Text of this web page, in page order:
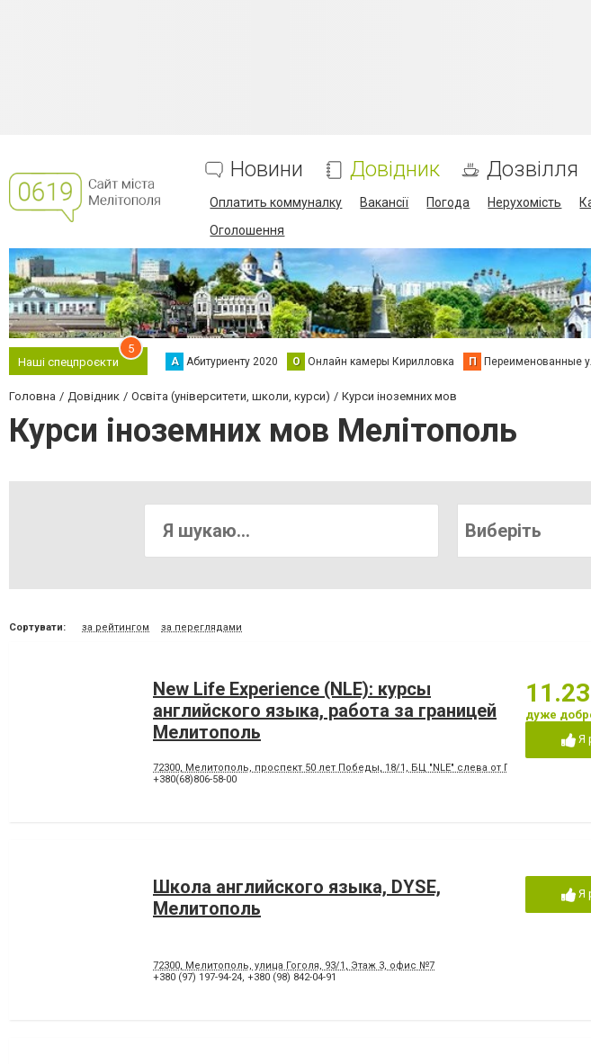
Новини Довідник Дозвілля
Оплатить коммуналку Вакансії Погода Нерухомість
Оголошення
Наші спецпроєкти
5
А Абитуриенту 2020 О Онлайн камеры Кирилловка П Переименованные
Головна Довідник Освіта (університети, школи, курси) Курси іноземних мов
Курси іноземних мов Мелітополь
Виберіть
Сортувати: за рейтингом за переглядами
New Life Experience (NLE): курсы
английского языка, работа за границей
Мелитополь
72300, Мелитополь, проспект 50 лет Победы, 18/1, БЦ "NLE" слева от Палладиума, 2
+380(68)806-58-00
11.23
дуже
Я
Школа английского языка, DYSE,
Мелитополь
72300, Мелитополь, улица Гоголя, 93/1, Этаж 3, офис №7
+380 (97) 197-94-24, +380 (98) 842-04-91
Я